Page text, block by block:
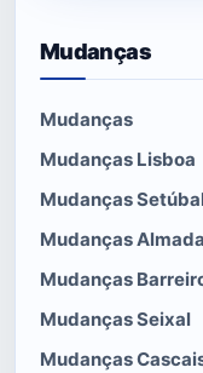
Mudanças
Mudanças
Mudanças Lisboa
Mudanças
Mudanças Almada
Mudanças
Mudanças Seixal
Mudanças